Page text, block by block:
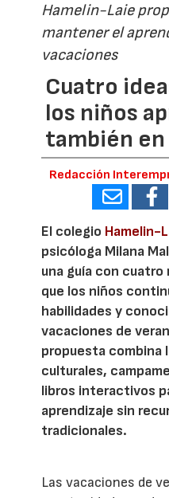
Hamelin-Laie
mantener el
vacaciones
Cuatro
los niños
también
Redacción
El colegio Hamelin-
psicóloga Milana
una guía con
que los niños
habilidades y
vacaciones de
propuesta combina
culturales,
libros interactivos
aprendizaje sin
tradicionales.
Las vacaciones de